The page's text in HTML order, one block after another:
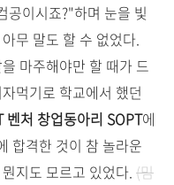
공이시죠?"하며 눈을 빛
무 말도 할 수 없었다.
마주해야만 할 때가 드
먹기로 학교에서 했던
벤처 창업동아리 SOPT에
합격한 것이 참 놀라운
지도 모르고 있었다. (밈